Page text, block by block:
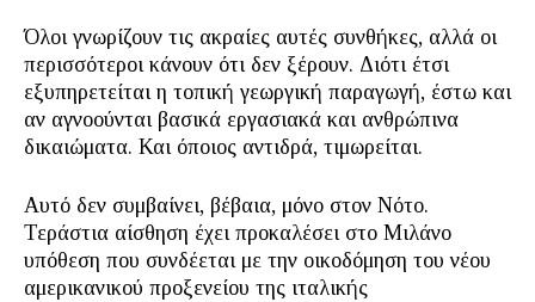
Όλοι γνωρίζουν τις ακραίες αυτές συνθήκες, αλλά οι
περισσότεροι κάνουν ότι δεν ξέρουν. Διότι έτσι
εξυπηρετείται η τοπική γεωργική παραγωγή, έστω και
αν αγνοούνται βασικά εργασιακά και ανθρώπινα
δικαιώματα. Και όποιος αντιδρά, τιμωρείται.
Αυτό δεν συμβαίνει, βέβαια, μόνο στον Νότο.
Τεράστια αίσθηση έχει προκαλέσει στο Μιλάνο
υπόθεση που συνδέεται με την οικοδόμηση του νέου
αμερικανικού προξενείου της ιταλικής